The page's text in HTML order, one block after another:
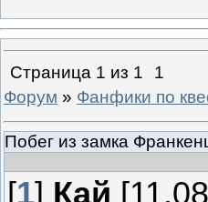
Страница 1 из 1
1
Форум » Фанфики по
Побег из замка
[1] Кай